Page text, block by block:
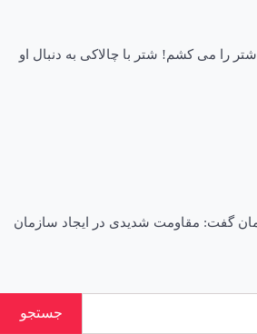
را می کشم! شتر با چالاکی به دنبال او
۲۱ اسفند ۱۴۰۰ – ۲۰:۵۹ اخبار استانها اخبار کرمان استاندار کرمان گفت: مقاومت شدیدی در ایجاد سازمان